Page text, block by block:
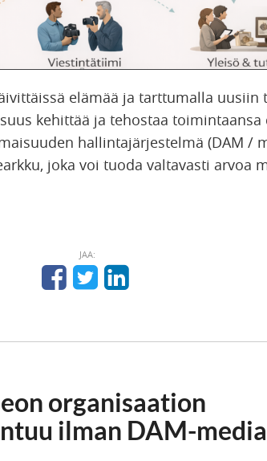
elämää ja tarttumalla uusiin
kehittää ja tehostaa toimintaansa
hallintajärjestelmä (DAM /
joka voi tuoda valtavasti arvoa
JAA:
organisaation
ilman DAM-